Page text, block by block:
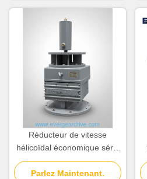
compacte et une
transmission de puissance
Réducteur de vitesse
hélicoïdal économique série
ERF avec plage de
puissance de 0,12 KW à 200
Parlez Maintenant.